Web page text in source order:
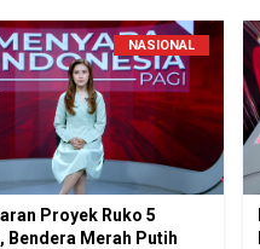
NASIONAL
Proyek Ruko 5
Bendera Merah Putih